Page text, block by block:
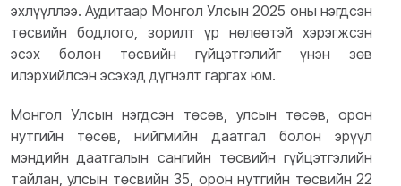
эхлүүллээ. Аудитаар Монгол Улсын 2025 оны нэгдсэн
төсвийн бодлого, зорилт үр нөлөөтэй хэрэгжсэн
эсэх болон төсвийн гүйцэтгэлийг үнэн зөв
илэрхийлсэн эсэхэд дүгнэлт гаргах юм.
Монгол Улсын нэгдсэн төсөв, улсын төсөв, орон
нутгийн төсөв, нийгмийн даатгал болон эрүүл
мэндийн даатгалын сангийн төсвийн гүйцэтгэлийн
тайлан, улсын төсвийн 35, орон нутгийн төсвийн 22